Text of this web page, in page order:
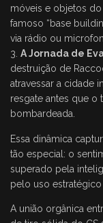
móveis e objetos
famoso “base
via rádio ou
A Jornada de
destruição de
atravessar a cidade
resgate antes que o
bombardeada.
Essa dinâmica
tão especial: o
superado pela
pelo uso
A união orgânica